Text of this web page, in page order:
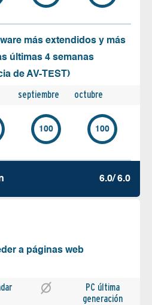
más extendidos y más
últimas 4 semanas
de AV-TEST)
septiembre octubre
100 100
6.0/ 6.0
a páginas web
PC última
generación